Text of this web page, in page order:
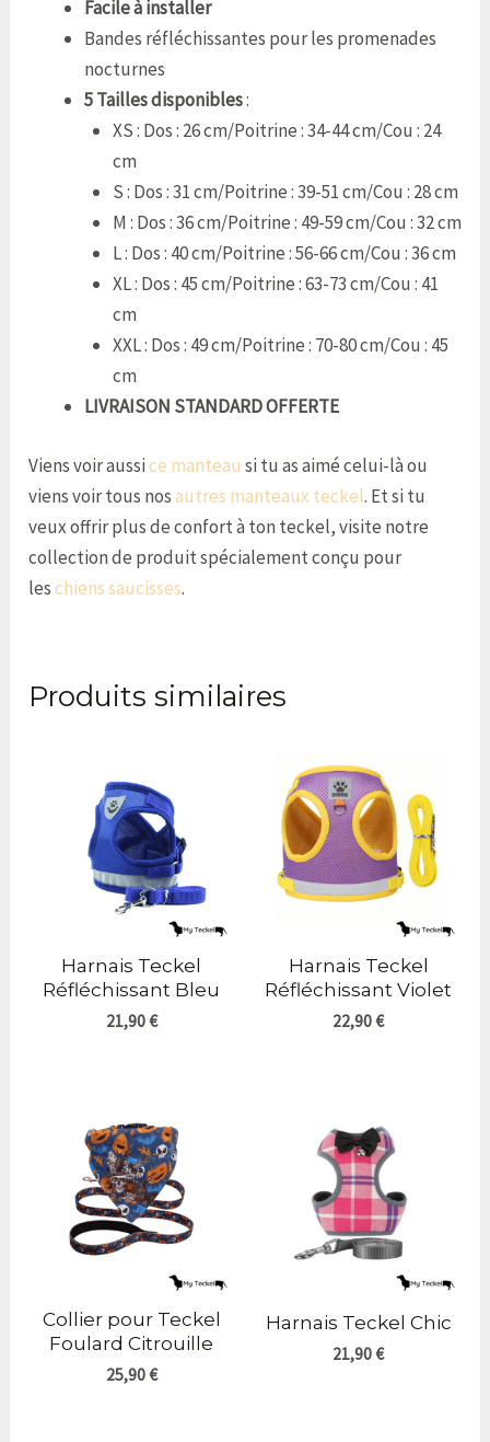
Facile à installer
Bandes réfléchissantes pour les promenades
nocturnes
5 Tailles disponibles:
XS : Dos : 26 cm/Poitrine : 34-44 cm/Cou : 24
cm
S : Dos : 31 cm/Poitrine : 39-51 cm/Cou : 28 cm
M : Dos : 36 cm/Poitrine : 49-59 cm/Cou : 32 cm
L : Dos : 40 cm/Poitrine : 56-66 cm/Cou : 36 cm
XL : Dos : 45 cm/Poitrine : 63-73 cm/Cou : 41
cm
XXL : Dos : 49 cm/Poitrine : 70-80 cm/Cou : 45
cm
LIVRAISON STANDARD OFFERTE
Viens voir aussice manteau si tu as aimé celui-là ou
viens voir tous nosautres manteaux teckel. Et si tu
veux offrir plus de confort à ton teckel, visite notre
collection de produit spécialement conçu pour
leschiens saucisses.
Produits similaires
Harnais Teckel
Réfléchissant Bleu
21,90€
Harnais Teckel
Réfléchissant Violet
22,90€
Collier pour Teckel
Foulard Citrouille
25,90€
Harnais Teckel Chic
21,90€